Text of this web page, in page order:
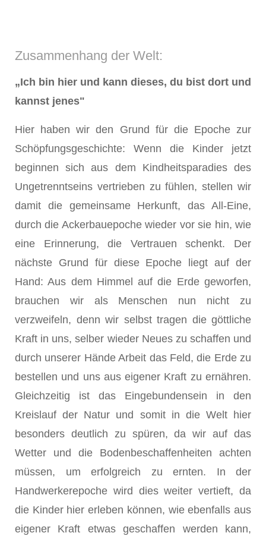
Zusammenhang der Welt:
„Ich bin hier und kann dieses, du bist dort und
kannst jenes"
Hier haben wir den Grund für die Epoche zur
Schöpfungsgeschichte: Wenn die Kinder jetzt
beginnen sich aus dem Kindheitsparadies des
Ungetrenntseins vertrieben zu fühlen, stellen wir
damit die gemeinsame Herkunft, das All-Eine,
durch die Ackerbauepoche wieder vor sie hin, wie
eine Erinnerung, die Vertrauen schenkt. Der
nächste Grund für diese Epoche liegt auf der
Hand: Aus dem Himmel auf die Erde geworfen,
brauchen wir als Menschen nun nicht zu
verzweifeln, denn wir selbst tragen die göttliche
Kraft in uns, selber wieder Neues zu schaffen und
durch unserer Hände Arbeit das Feld, die Erde zu
bestellen und uns aus eigener Kraft zu ernähren.
Gleichzeitig ist das Eingebundensein in den
Kreislauf der Natur und somit in die Welt hier
besonders deutlich zu spüren, da wir auf das
Wetter und die Bodenbeschaffenheiten achten
müssen, um erfolgreich zu ernten. In der
Handwerkerepoche wird dies weiter vertieft, da
die Kinder hier erleben können, wie ebenfalls aus
eigener Kraft etwas geschaffen werden kann,